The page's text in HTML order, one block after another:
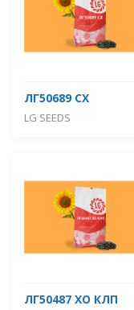
ЛГ50689 СХ
LG SEEDS
ЛГ50487 ХО КЛП